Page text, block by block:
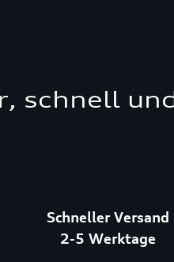
schnell
Schneller Versand
2-5 Werktage